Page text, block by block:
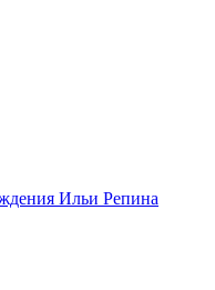
Ильи Репина